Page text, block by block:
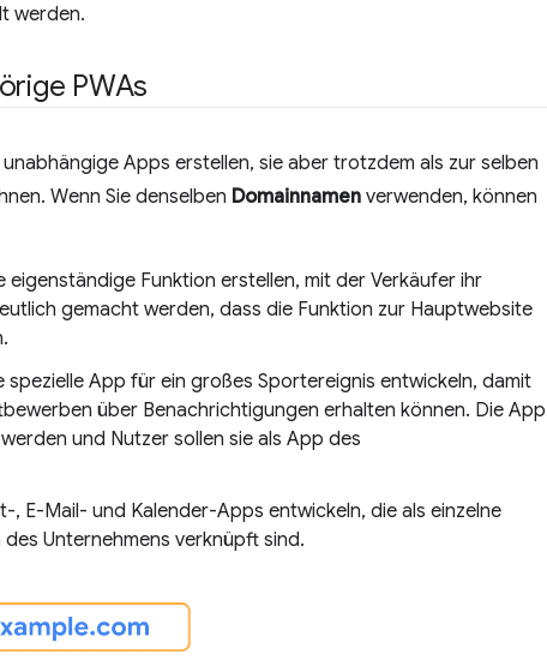
werden.
PWAs
Apps erstellen, sie aber trotzdem als zur selben
Wenn Sie denselben Domainnamen verwenden, können
Funktion erstellen, mit der Verkäufer ihr
gemacht werden, dass die Funktion zur Hauptwebsite
App für ein großes Sportereignis entwickeln, damit
über Benachrichtigungen erhalten können. Die App
und Nutzer sollen sie als App des
, E-Mail- und Kalender-Apps entwickeln, die als einzelne
Unternehmens verknüpft sind.